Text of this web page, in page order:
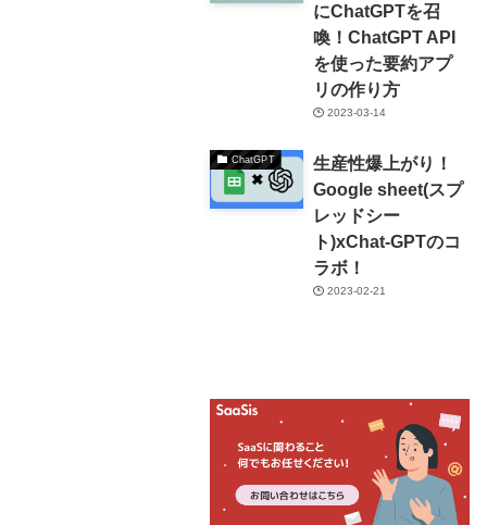
にChatGPTを召
喚！ChatGPT API
を使った要約アプ
リの作り方
2023-03-14
ChatGPT
生産性爆上がり！
Google sheet(スプ
レッドシー
ト)xChat-GPTのコ
ラボ！
2023-02-21